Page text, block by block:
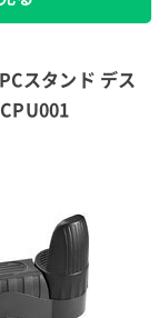
スタンド デス